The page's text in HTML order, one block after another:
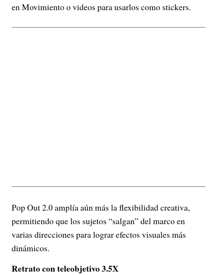
en Movimiento o videos para usarlos como stickers.
Pop Out 2.0 amplía aún más la flexibilidad creativa,
permitiendo que los sujetos “salgan” del marco en
varias direcciones para lograr efectos visuales más
dinámicos.
Retrato con teleobjetivo 3.5X